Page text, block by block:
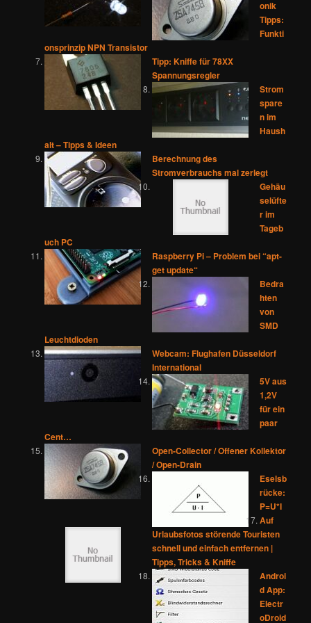
onik
Tipps:
Funkti
onsprinzip NPN Transistor
Tipp: Kniffe für 78XX
Spannungsregler
Strom
spare
n im
Haush
alt – Tipps & Ideen
Berechnung des
Stromverbrauchs mal zerlegt
Gehäu
selüfte
r im
Tageb
uch PC
Raspberry Pi – Problem bei “apt-
get update“
Bedra
hten
von
SMD
Leuchtdioden
Webcam: Flughafen Düsseldorf
International
5V aus
1,2V
für ein
paar
Cent…
Open-Collector / Offener Kollektor
/ Open-Drain
Eselsb
rücke:
P=U*I
Auf
Urlaubsfotos störende Touristen
schnell und einfach entfernen |
Tipps, Tricks & Kniffe
Androi
d App:
Electr
oDroid